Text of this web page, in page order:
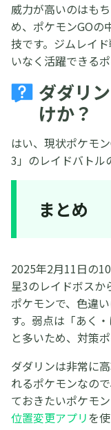
威力が高いのはも
め、ポケモンGOの
技です。ジムレイ
いなく活躍できる
ダダリ
けか？
はい、現状ポケモ
3」のレイドバトル
まとめ
2025年2月11日の
星3のレイドボスか
ポケモンで、色違
す。弱点は「あく
と多いため、対策
ダダリンは非常に
れるポケモンなの
ておきたいポケモ
位置変更アプリ を